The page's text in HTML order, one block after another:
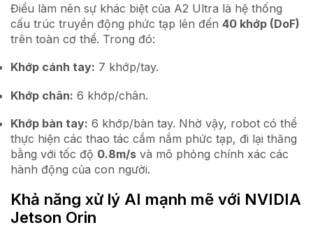
Điều làm nên sự khác biệt của A2 Ultra là hệ thống
cấu trúc truyền động phức tạp lên đến 40 khớp (DoF)
trên toàn cơ thể. Trong đó:
Khớp cánh tay: 7 khớp/tay.
Khớp chân: 6 khớp/chân.
Khớp bàn tay: 6 khớp/bàn tay. Nhờ vậy, robot có thể
thực hiện các thao tác cầm nắm phức tạp, đi lại thăng
bằng với tốc độ 0.8m/s và mô phỏng chính xác các
hành động của con người.
Khả năng xử lý AI mạnh mẽ với NVIDIA
Jetson Orin